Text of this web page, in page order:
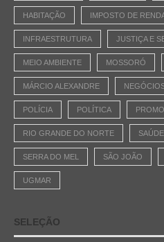
HABITAÇÃO IMPOSTO DE
INFRAESTRUTURA JUSTIÇA E
MEIO AMBIENTE MOSSORÓ
MÁRCIO ALEXANDRE
POLÍCIA POLÍTICA
RIO GRANDE DO NORTE SAÚDE
SERRA DO MEL SÃO JOÃO
UGMAR
SELEÇÃO